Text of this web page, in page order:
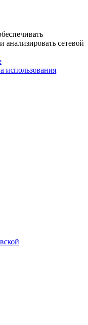
анализировать сетевой
использования